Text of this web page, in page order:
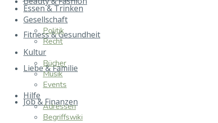
Fitness & Gesundheit
Liebe & Familie
Job & Finanzen
Essen & Trinken
Gesellschaft
Politik
Recht
Kultur
Bücher
Musik
Events
Hilfe
Adressen
Begriffswiki